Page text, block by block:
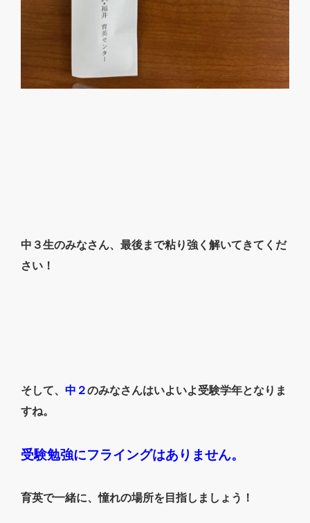
中３生のみなさん、最後まで粘り強く解いてきてくだ
さい！
そして、 中２のみなさんはいよいよ受験学年となりま
すね。
受験勉強にフライングはありません。
育英で一緒に、憧れの場所を目指しましょう！